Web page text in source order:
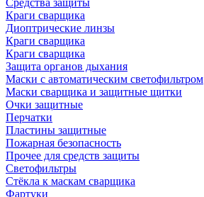
Средства защиты
Краги сварщика
Диоптрические линзы
Краги сварщика
Краги сварщика
Защита органов дыхания
Маски с автоматическим светофильтром
Маски сварщика и защитные щитки
Очки защитные
Перчатки
Пластины защитные
Пожарная безопасность
Прочее для средств защиты
Светофильтры
Стёкла к маскам сварщика
Фартуки